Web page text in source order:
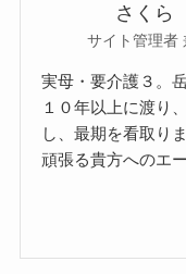
さくら
サイト管理者
実母・要介護３。
１０年以上に渡り
し、最期を看取り
頑張る貴方へのエ